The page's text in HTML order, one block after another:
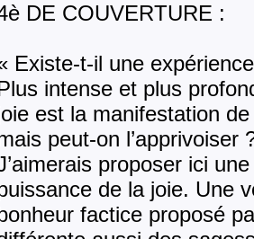
DE COUVERTURE :
Existe-t-il une
intense et plus
est la manifestation
peut-on l’apprivoiser
proposer ici
de la joie. Une
factice proposé